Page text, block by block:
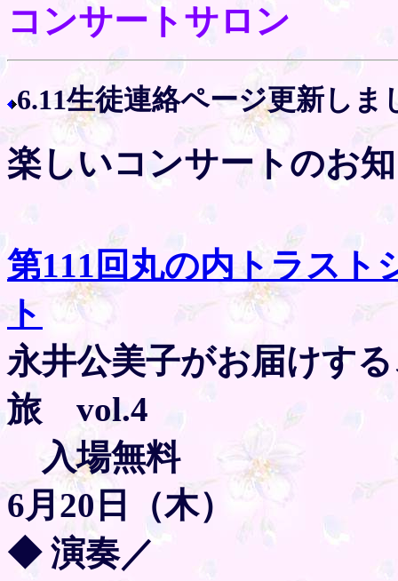
コンサートサロン
6.11生徒連絡ページ更新しま
楽しいコンサートのお
第111回丸の内トラスト
ト
永井公美子がお届けす
旅 vol.4
入場無料
6月20日（木）
◆ 演奏／